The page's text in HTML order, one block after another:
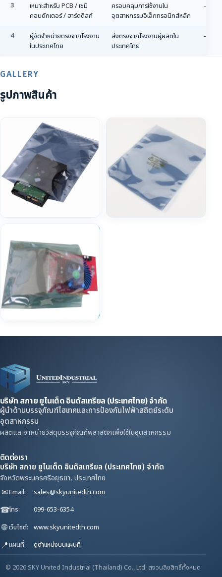
3
เหมาะสำหรับ PCB / เซมิ
คอนดักเตอร์ / ฮาร์ดดิสก์
ครอบคลุมการใช้งานใน
อุตสาหกรรมอิเล็กทรอนิกส์หลัก
—
4
ผู้จัดจำหน่ายตรงจากโรงงาน
ในประเทศไทย
ส่งตรงจากโรงงานผู้ผลิตใน
ประเทศไทย
—
GALLERY
รูปภาพสินค้า
บริษัท สกาย ยูไนเต็ด อินดัสเทรียล (ประเทศไทย) จำกัด
ผู้นำด้านบรรจุภัณฑ์ไฮเทคและการป้องกันไฟฟ้าสถิตย์ระดับ
อุตสาหกรรม
ผลิตและจำหน่ายวัสดุบรรจุภัณฑ์พลาสติกเพื่อใช้ในอุตสาหกรรม
ติดต่อเรา
บริษัท สกาย ยูไนเต็ด อินดัสเทรียล (ประเทศไทย) จำกัด
จังหวัดพระนครศรีอยุธยา, ประเทศไทย
✉Email: sales@skyunitedth.com
☎โทร: 099-653-6354
🌐 เว็บไซต์: www.skyunitedth.com
📍แผนที่: ดูตำแหน่งบนแผนที่
© 2026 SKY United Industrial (Thailand) Co., Ltd. สงวนลิขสิทธิ์ทั้งหมด